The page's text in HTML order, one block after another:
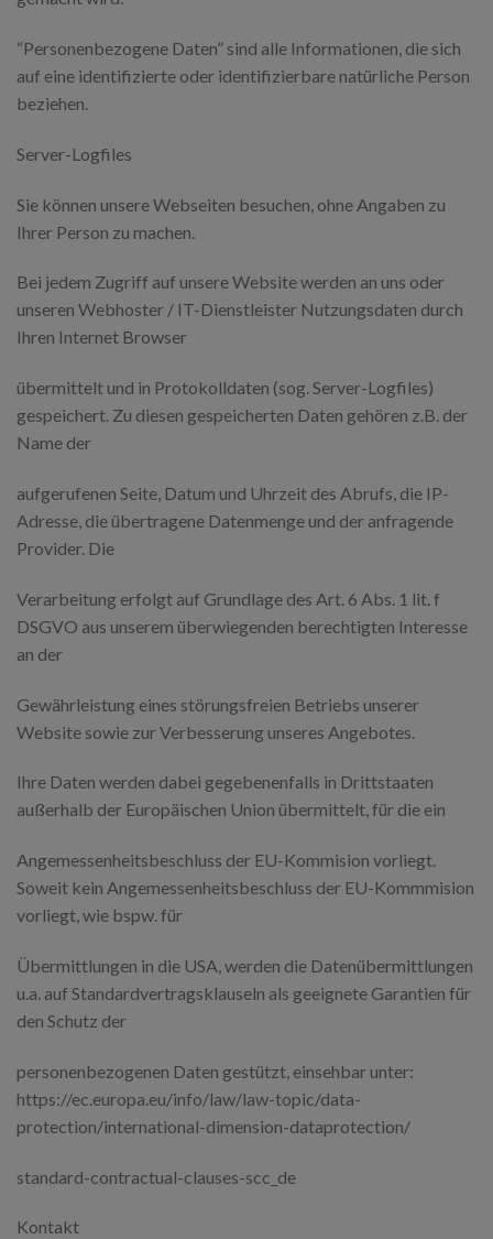
“Personenbezogene Daten” sind alle Informationen, die sich
auf eine identifizierte oder identifizierbare natürliche Person
beziehen.
Server-Logfiles
Sie können unsere Webseiten besuchen, ohne Angaben zu
Ihrer Person zu machen.
Bei jedem Zugriff auf unsere Website werden an uns oder
unseren Webhoster / IT-Dienstleister Nutzungsdaten durch
Ihren Internet Browser
übermittelt und in Protokolldaten (sog. Server-Logfiles)
gespeichert. Zu diesen gespeicherten Daten gehören z.B. der
Name der
aufgerufenen Seite, Datum und Uhrzeit des Abrufs, die IP-
Adresse, die übertragene Datenmenge und der anfragende
Provider. Die
Verarbeitung erfolgt auf Grundlage des Art. 6 Abs. 1 lit. f
DSGVO aus unserem überwiegenden berechtigten Interesse
an der
Gewährleistung eines störungsfreien Betriebs unserer
Website sowie zur Verbesserung unseres Angebotes.
Ihre Daten werden dabei gegebenenfalls in Drittstaaten
außerhalb der Europäischen Union übermittelt, für die ein
Angemessenheitsbeschluss der EU-Kommision vorliegt.
Soweit kein Angemessenheitsbeschluss der EU-Kommmision
vorliegt, wie bspw. für
Übermittlungen in die USA, werden die Datenübermittlungen
u.a. auf Standardvertragsklauseln als geeignete Garantien für
den Schutz der
personenbezogenen Daten gestützt, einsehbar unter:
https://ec.europa.eu/info/law/law-topic/data-
protection/international-dimension-dataprotection/
standard-contractual-clauses-scc_de
Kontakt